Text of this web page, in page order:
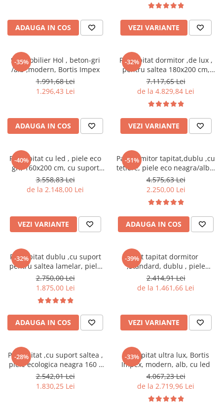
Pantofare Hol
Set mobilier Hol modern cu
Seturi hol cuiere
Mobilier Birou
Birouri pe colt
Canapele birou
Dulapuri birou/bibliorafturi
Mese birou
rafturi/etajere carti
Seturi mobilier birou complet
Birouri camera copilului
Canapele copii
Paturi pentru copii
Paturi supraetajate
Covoare
COVOARE CLASICE
COVOARE PUFOASE(SHAGGY)FIR
LUNG
Mobilier Gradina
rafturi sticla securizata, Bortis
ADAUGA IN COS VEZI VARIANTE
-35%
Set mobilier Hol , beton-gri
/alb ,modern, Bortis Impex
1.991,68 Lei
1.296,43 Lei
ADAUGA IN COS
-32%
Pat tapitat dormitor ,de lux ,
pentru saltea 180x200 cm,
stofa gri,cu sertare si suport
saltea inclus
7.117,65 Lei
de la 4.829,84 Lei
VEZI VARIANTE
-40%
Pat tapitat cu led , piele eco
gri, 160x200 cm, cu suport
saltea inclus,Bortis Impex
3.558,83 Lei
de la 2.148,00 Lei
VEZI VARIANTE
-51%
Pat dormitor tapitat,dublu ,cu
tetiere, piele eco neagra/alba,
suport saltea
inclus,160x200,Bortis
4.575,63 Lei
2.250,00 Lei
ADAUGA IN COS
-32%
Pat tapitat dublu ,cu suport
pentru saltea lamelar, piele
ecologica alba,160x 200 cm
,Bortis Impex
2.750,00 Lei
1.875,00 Lei
ADAUGA IN COS
-39%Pat tapitat dormitor
,Standard, dublu , piele
ecologica alb
2.414,91 Lei
de la 1.461,66 Lei
VEZI VARIANTE
-28%
Pat tapitat ,cu suport saltea ,
piele ecologica neagra 160 x
200 cm ,Bortis Impex
2.542,01 Lei
1.830,25 Lei
-33%
Pat tapitat ultra lux, Bortis
Impex, modern, alb, cu led
4.067,23 Lei
de la 2.719,96 Lei